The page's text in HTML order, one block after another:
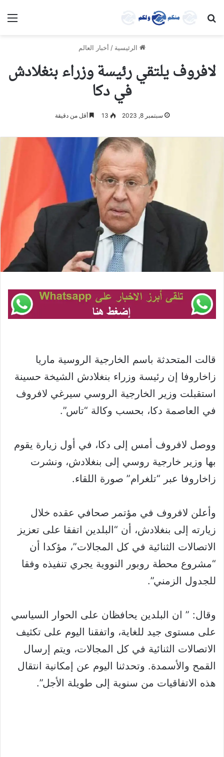
بحث عن
الرئيسية / أخبار العالم
لافروف يلتقي رئيسة وزراء بنغلادش
في دكا
سبتمبر 8, 2023 13 أقل من دقيقة
قالت المتحدثة باسم الخارجية الروسية ماريا
زاخاروفا إن رئيسة وزراء بنغلادش الشيخة حسينة
استقبلت وزير الخارجية الروسي سيرغي لافروف
في العاصمة دكا، بحسب وكالة “تاس”.
ووصل لافروف أمس إلى دكا، في أول زيارة يقوم
بها وزير خارجية روسي إلى بنغلادش، ونشرت
زاخاروفا عبر “تلغرام” صورة اللقاء.
وأعلن لافروف في مؤتمر صحافي عقده خلال
زيارته إلى بنغلادش، أن “البلدين اتفقا على تعزيز
الاتصالات الثنائية في كل المجالات”، مؤكدا أن
“مشروع محطة روبور النووية يجري تنفيذه وفقا
للجدول الزمني”.
وقال: ” ان البلدين يحافظان على الحوار السياسي
على مستوى جيد للغاية، واتفقنا اليوم على تكثيف
الاتصالات الثنائية في كل المجالات، ويتم إرسال
القمح والأسمدة. وتحدثنا اليوم عن إمكانية انتقال
هذه الاتفاقيات من سنوية إلى طويلة الأجل”.